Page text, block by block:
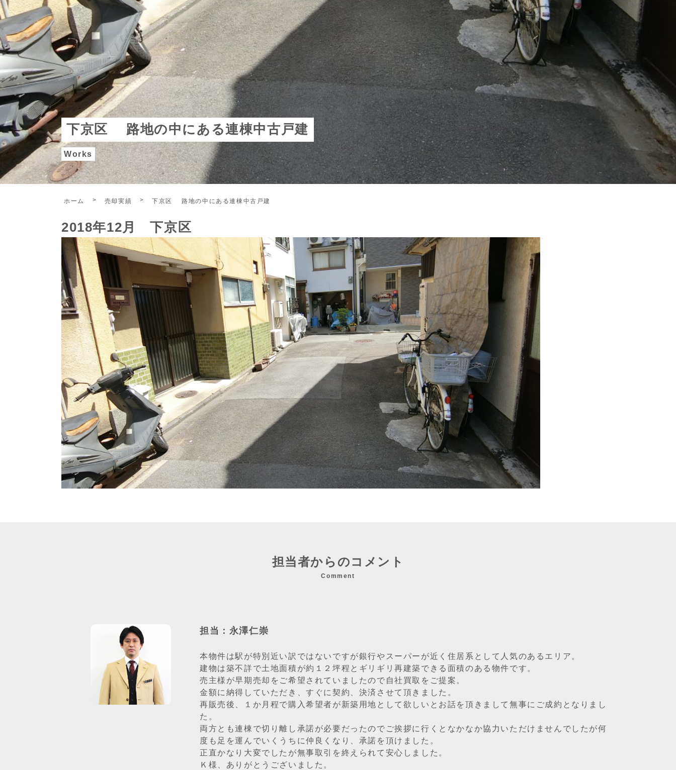
下京区 路地の中にある連棟中古戸建
Works
ホーム 売却実績 下京区 路地の中にある連棟中古戸建
2018年12月 下京区
担当者からのコメント
Comment
担当：永澤仁崇
本物件は駅が特別近い訳ではないですが銀行やスーパーが近く住居系として人気のあるエリア。
建物は築不詳で土地面積が約１２坪程とギリギリ再建築できる面積のある物件です。
売主様が早期売却をご希望されていましたので自社買取をご提案。
金額に納得していただき、すぐに契約、決済させて頂きました。
再販売後、１か月程で購入希望者が新築用地として欲しいとお話を頂きまして無事にご成約となりまし
た。
両方とも連棟で切り離し承諾が必要だったのでご挨拶に行くとなかなか協力いただけませんでしたが何
度も足を運んでいくうちに仲良くなり、承諾を頂けました。
正直かなり大変でしたが無事取引を終えられて安心しました。
Ｋ様、ありがとうございました。